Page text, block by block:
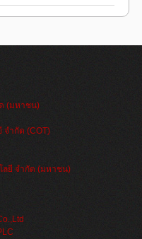
(มหาชน)
ำกัด (COT)
ลยี จำกัด (มหาชน)